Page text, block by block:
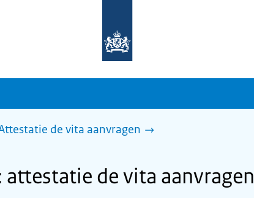
homepage
sdg.rijksoverheid.nl
de vita aanvragen
de vita aanvragen